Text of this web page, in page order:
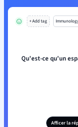
+ Add tag
Qu'est-ce qu'un
Afficer la